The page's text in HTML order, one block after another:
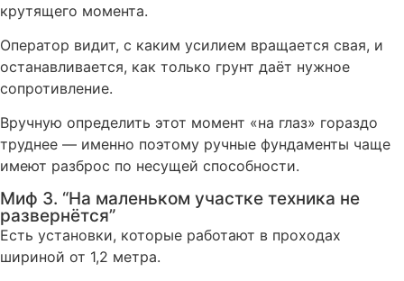
крутящего момента.
Оператор видит, с каким усилием вращается свая, и
останавливается, как только грунт даёт нужное
сопротивление.
Вручную определить этот момент «на глаз» гораздо
труднее — именно поэтому ручные фундаменты чаще
имеют разброс по несущей способности.
Миф 3. “На маленьком участке техника не
развернётся”
Есть установки, которые работают в проходах
шириной от 1,2 метра.